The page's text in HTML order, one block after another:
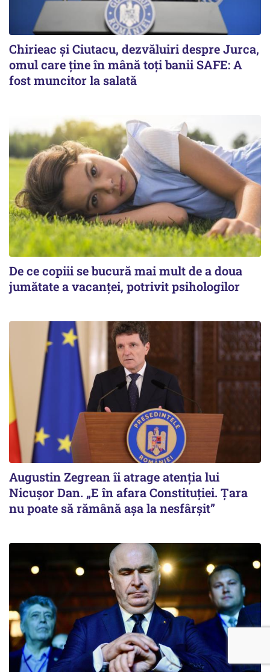
Chirieac și Ciutacu, dezvăluiri despre Jurca,
omul care ține în mână toți banii SAFE: A
fost muncitor la salată
De ce copiii se bucură mai mult de a doua
jumătate a vacanței, potrivit psihologilor
Augustin Zegrean îi atrage atenția lui
Nicușor Dan. „E în afara Constituției. Țara
nu poate să rămână așa la nesfârșit”